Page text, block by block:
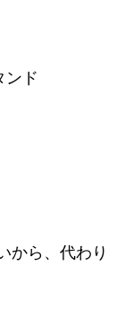
ンド
から、代わり